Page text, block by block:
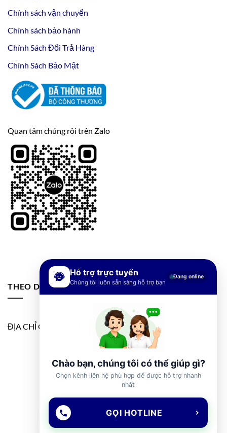
Chính sách vận chuyển
Chính sách bảo hành
Chính Sách Đổi Trả Hàng
Chính Sách Bảo Mật
Quan tâm chúng rôi trên Zalo
THEO DÕI FANPAGE
ĐỊA CHỈ GOOGLE MAP
Hỗ trợ trực tuyến
Chúng tôi luôn sẵn sàng hỗ trợ bạn
Đang online
Chào bạn, chúng tôi có thể giúp gì?
Chọn kênh liên hệ phù hợp để được hỗ trợ nhanh
nhất
GỌI HOTLINE